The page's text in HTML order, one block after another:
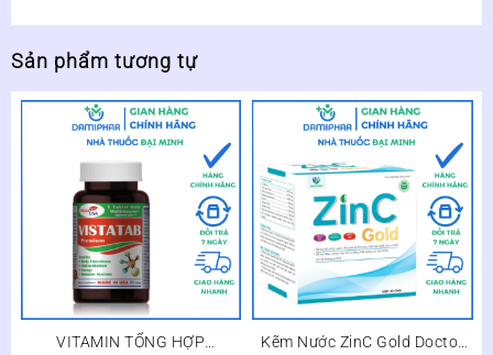
Sản phẩm tương tự
VITAMIN TỔNG HỢP
Kẽm Nước ZinC Gold Doctor